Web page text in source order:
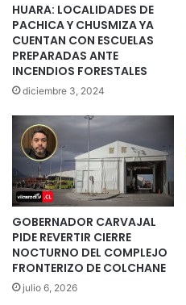
HUARA: LOCALIDADES DE
PACHICA Y CHUSMIZA YA
CUENTAN CON ESCUELAS
PREPARADAS ANTE
INCENDIOS FORESTALES
diciembre 3, 2024
GOBERNADOR CARVAJAL
PIDE REVERTIR CIERRE
NOCTURNO DEL COMPLEJO
FRONTERIZO DE COLCHANE
julio 6, 2026